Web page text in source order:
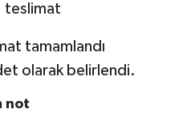
teslimat
tamamlandı
olarak belirlendi.
not